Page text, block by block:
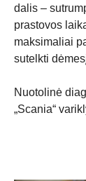
dalis –
prastovos
maksimaliai
sutelkti
Nuotolinė
„Scania“